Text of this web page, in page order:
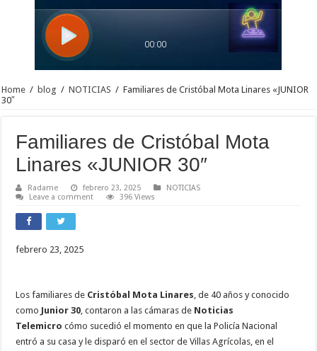
Home / blog / NOTICIAS / Familiares de Cristóbal Mota Linares «JUNIOR
30″
Familiares de Cristóbal Mota
Linares «JUNIOR 30″
Radame febrero 23, 2025
NOTICIAS
Leave a comment
396 Views
febrero 23, 2025
Los familiares de Cristóbal Mota Linares, de 40 años y conocido
como Junior 30, contaron a las cámaras de Noticias
Telemicro cómo sucedió el momento en que la Policía Nacional
entró a su casa y le disparó en el sector de Villas Agrícolas, en el